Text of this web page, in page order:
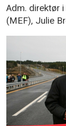
Adm. direktør
(MEF), Julie